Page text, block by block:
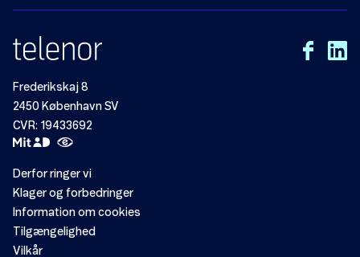
Frederikskaj 8
2450 København SV
CVR: 19433692
Derfor ringer vi
Klager og forbedringer
Information om cookies
Tilgængelighed
Vilkår